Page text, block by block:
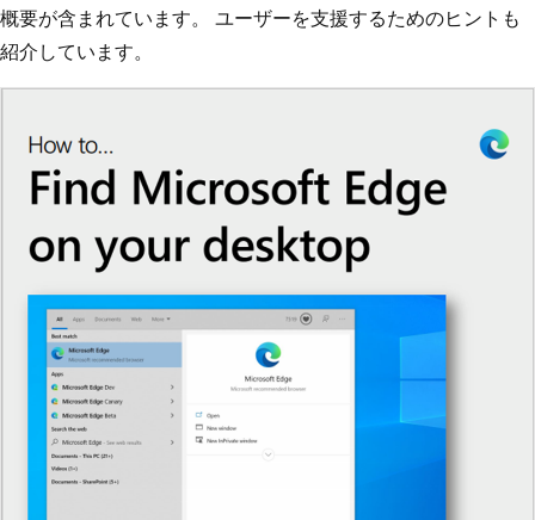
概要が含まれています。 ユーザーを支援するためのヒントも
紹介しています。